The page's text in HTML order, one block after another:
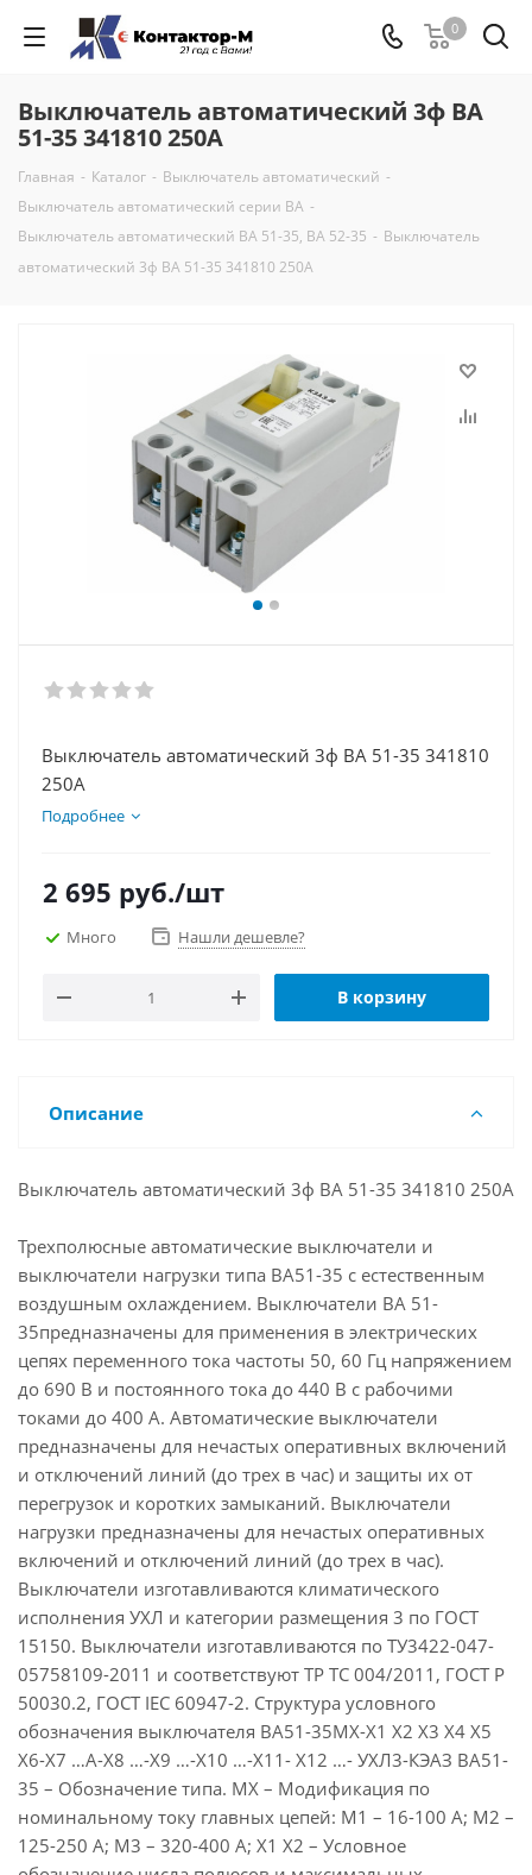
0
Выключатель автоматический 3ф ВА
51-35 341810 250А
Главная - Каталог - Выключатель автоматический -
Выключатель автоматический серии ВА -
Выключатель автоматический ВА 51-35, ВА 52-35 - Выключатель
автоматический 3ф ВА 51-35 341810 250А
Выключатель автоматический 3ф ВА 51-35 341810
250А
Подробнее
2 695 руб./шт
Много Нашли дешевле?
В корзину
Описание
Выключатель автоматический 3ф ВА 51-35 341810 250А
Трехполюсные автоматические выключатели и
выключатели нагрузки типа ВА51-35 с естественным
воздушным охлаждением. Выключатели ВА 51-
35предназначены для применения в электрических
цепях переменного тока частоты 50, 60 Гц напряжением
до 690 В и постоянного тока до 440 В с рабочими
токами до 400 А. Автоматические выключатели
предназначены для нечастых оперативных включений
и отключений линий (до трех в час) и защиты их от
перегрузок и коротких замыканий. Выключатели
нагрузки предназначены для нечастых оперативных
включений и отключений линий (до трех в час).
Выключатели изготавливаются климатического
исполнения УХЛ и категории размещения 3 по ГОСТ
15150. Выключатели изготавливаются по ТУ3422-047-
05758109-2011 и соответствуют ТР ТС 004/2011, ГОСТ Р
50030.2, ГОСТ IEC 60947-2. Структура условного
обозначения выключателя ВА51-35МХ-Х1 Х2 Х3 Х4 Х5
Х6-Х7 …А-Х8 …-Х9 …-Х10 …-Х11- Х12 …- УХЛ3-КЭАЗ ВА51-
35 – Обозначение типа. МХ – Модификация по
номинальному току главных цепей: М1 – 16-100 А; М2 –
125-250 А; М3 – 320-400 А; Х1 Х2 – Условное